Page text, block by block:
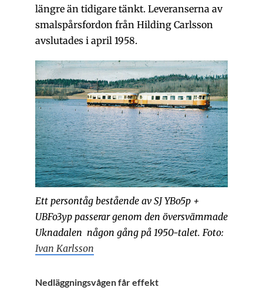
längre än tidigare tänkt. Leveranserna av
smalspårsfordon från Hilding Carlsson
avslutades i april 1958.
Ett persontåg bestående av SJ YBo5p +
UBFo3yp passerar genom den översvämmade
Uknadalen någon gång på 1950-talet. Foto:
Ivan Karlsson
Nedläggningsvågen får effekt